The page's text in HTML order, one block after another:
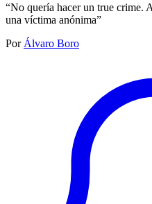
“No quería hacer un true crime.
una víctima anónima”
Por Álvaro Boro